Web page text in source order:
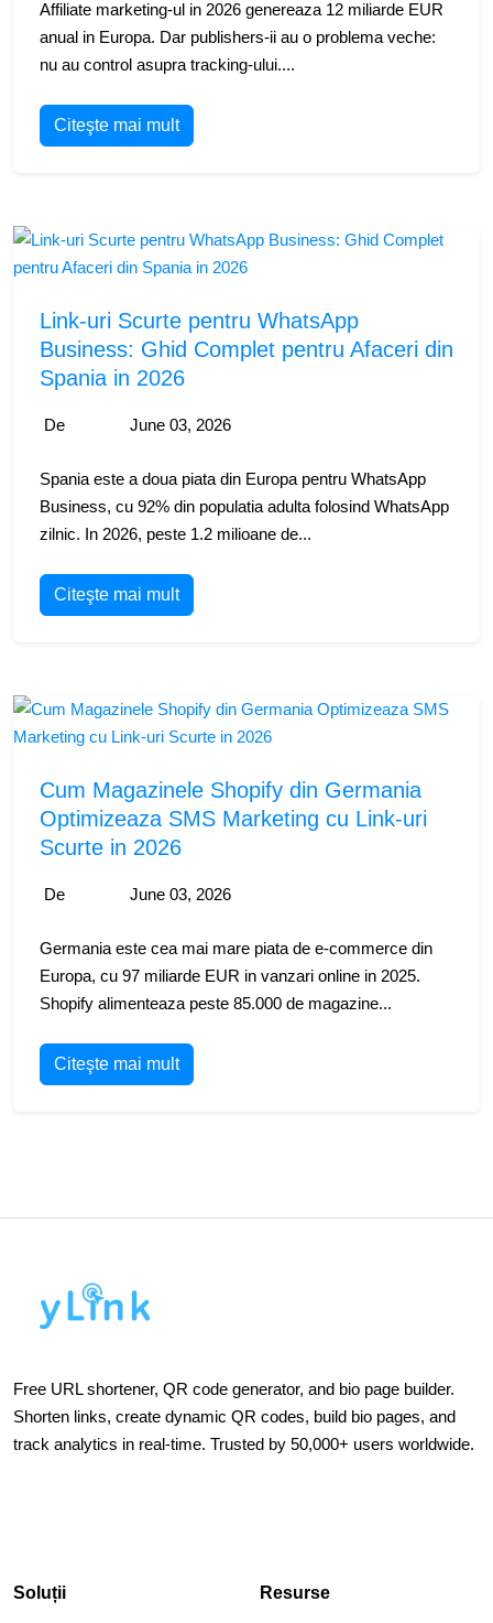
Affiliate marketing-ul in 2026 genereaza 12 miliarde EUR
anual in Europa. Dar publishers-ii au o problema veche:
nu au control asupra tracking-ului....
Citeşte mai mult
Link-uri Scurte pentru WhatsApp
Business: Ghid Complet pentru Afaceri din
Spania in 2026
De June 03, 2026
Spania este a doua piata din Europa pentru WhatsApp
Business, cu 92% din populatia adulta folosind WhatsApp
zilnic. In 2026, peste 1.2 milioane de...
Citeşte mai mult
Cum Magazinele Shopify din Germania
Optimizeaza SMS Marketing cu Link-uri
Scurte in 2026
De June 03, 2026
Germania este cea mai mare piata de e-commerce din
Europa, cu 97 miliarde EUR in vanzari online in 2025.
Shopify alimenteaza peste 85.000 de magazine...
Citeşte mai mult
Free URL shortener, QR code generator, and bio page builder.
Shorten links, create dynamic QR codes, build bio pages, and
track analytics in real-time. Trusted by 50,000+ users worldwide.
Soluții Resurse